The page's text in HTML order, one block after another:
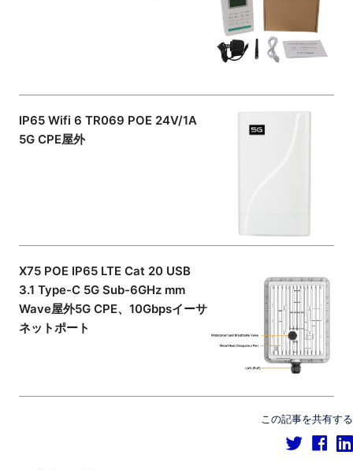
IP65 Wifi 6 TR069 POE 24V/1A
5G CPE屋外
X75 POE IP65 LTE Cat 20 USB
3.1 Type-C 5G Sub-6GHz mm
Wave屋外5G CPE、10Gbpsイーサ
ネットポート
この記事を共有する